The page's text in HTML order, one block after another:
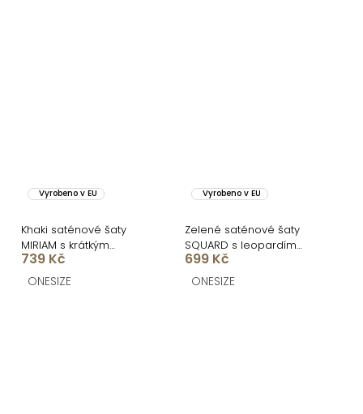
Vyrobeno v EU
Khaki saténové šaty
MIRIAM s krátkým
rukávem
739 Kč
ONESIZE
Vyrobeno v EU
Zelené saténové šaty
SQUARD s leopardím
vzorem
699 Kč
ONESIZE